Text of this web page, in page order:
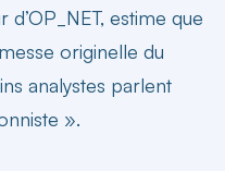
estime que
originelle du
analystes parlent
».